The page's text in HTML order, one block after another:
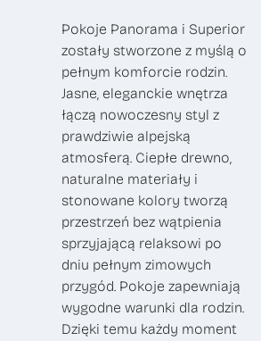
Pokoje Panorama i Superior
zostały stworzone z myślą o
pełnym komforcie rodzin.
Jasne, eleganckie wnętrza
łączą nowoczesny styl z
prawdziwie alpejską
atmosferą. Ciepłe drewno,
naturalne materiały i
stonowane kolory tworzą
przestrzeń bez wątpienia
sprzyjającą relaksowi po
dniu pełnym zimowych
przygód. Pokoje zapewniają
wygodne warunki dla rodzin.
Dzięki temu każdy moment